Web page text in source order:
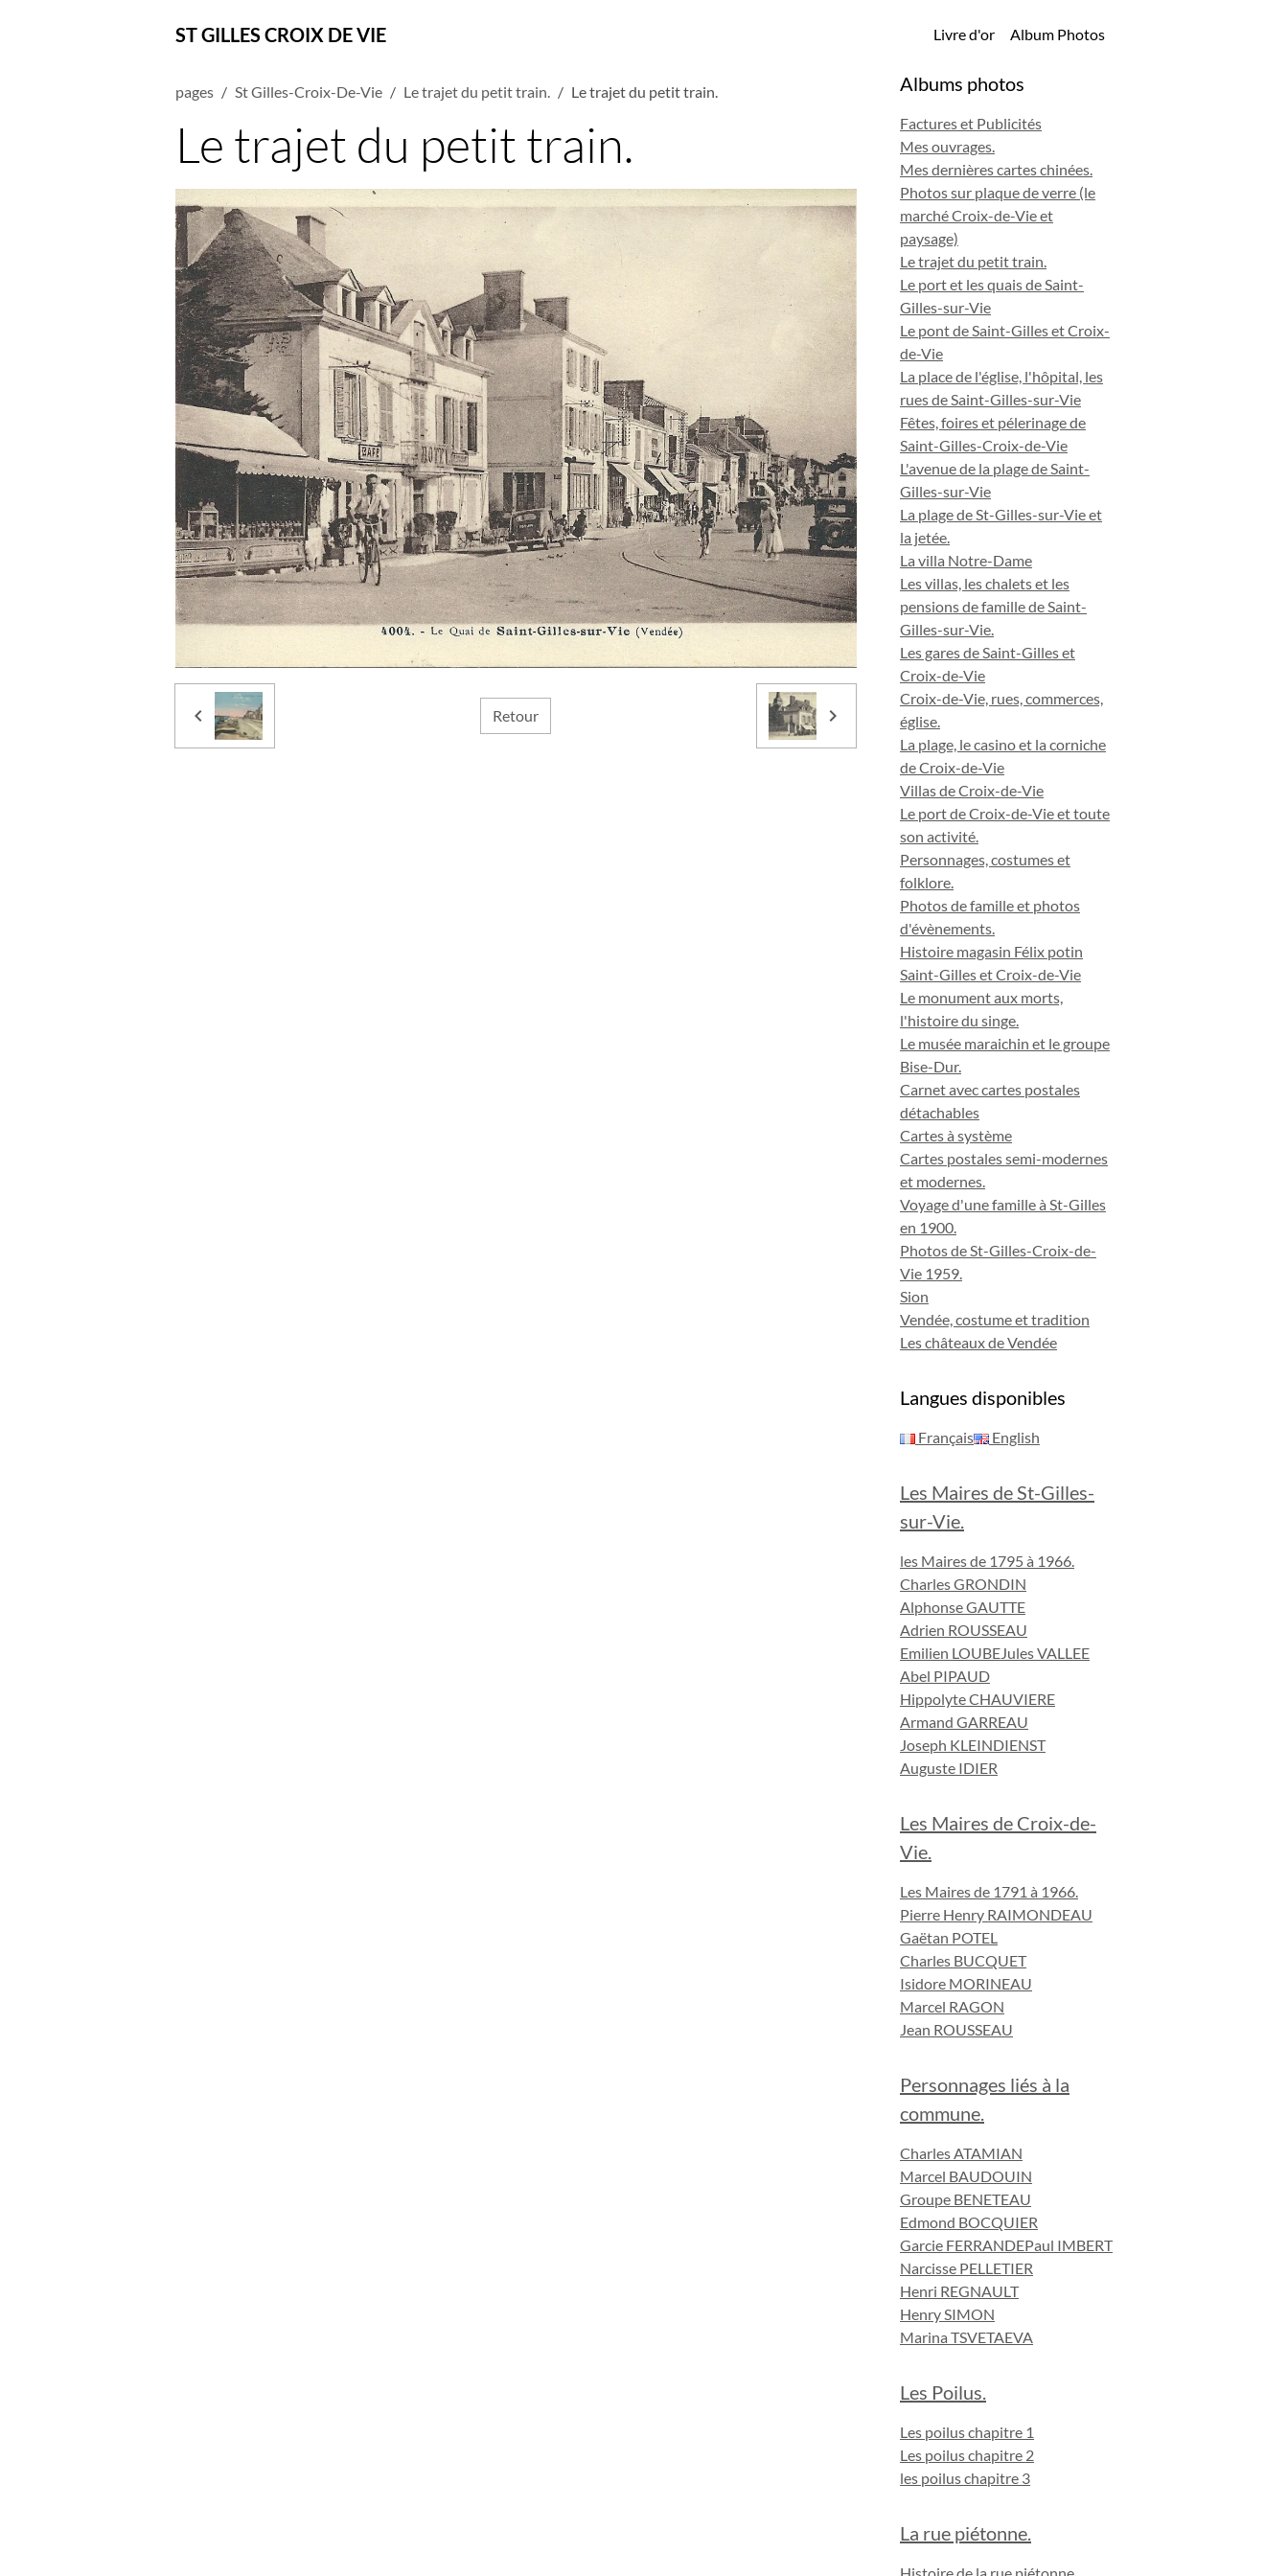
ST GILLES CROIX DE VIE Livre d'or Album Photos
pages St Gilles-Croix-De-Vie Le trajet du petit train. Le trajet du petit train.
Le trajet du petit train.
Retour
Albums photos
Factures et Publicités
Mes ouvrages.
Mes dernières cartes chinées.
Photos sur plaque de verre (le
marché Croix-de-Vie et
paysage)
Le trajet du petit train.
Le port et les quais de Saint-
Gilles-sur-Vie
Le pont de Saint-Gilles et Croix-
de-Vie
La place de l'église, l'hôpital, les
rues de Saint-Gilles-sur-Vie
Fêtes, foires et pélerinage de
Saint-Gilles-Croix-de-Vie
L'avenue de la plage de Saint-
Gilles-sur-Vie
La plage de St-Gilles-sur-Vie et
la jetée.
La villa Notre-Dame
Les villas, les chalets et les
pensions de famille de Saint-
Gilles-sur-Vie.
Les gares de Saint-Gilles et
Croix-de-Vie
Croix-de-Vie, rues, commerces,
église.
La plage, le casino et la corniche
de Croix-de-Vie
Villas de Croix-de-Vie
Le port de Croix-de-Vie et toute
son activité.
Personnages, costumes et
folklore.
Photos de famille et photos
d'évènements.
Histoire magasin Félix potin
Saint-Gilles et Croix-de-Vie
Le monument aux morts,
l'histoire du singe.
Le musée maraichin et le groupe
Bise-Dur.
Carnet avec cartes postales
détachables
Cartes à système
Cartes postales semi-modernes
et modernes.
Voyage d'une famille à St-Gilles
en 1900.
Photos de St-Gilles-Croix-de-
Vie 1959.
Sion
Vendée, costume et tradition
Les châteaux de Vendée
Langues disponibles
Français English
Les Maires de St-Gilles-
sur-Vie.
les Maires de 1795 à 1966.
Charles GRONDIN
Alphonse GAUTTE
Adrien ROUSSEAU
Emilien LOUBEJules VALLEE
Abel PIPAUD
Hippolyte CHAUVIERE
Armand GARREAU
Joseph KLEINDIENST
Auguste IDIER
Les Maires de Croix-de-
Vie.
Les Maires de 1791 à 1966.
Pierre Henry RAIMONDEAU
Gaëtan POTEL
Charles BUCQUET
Isidore MORINEAU
Marcel RAGON
Jean ROUSSEAU
Personnages liés à la
commune.
Charles ATAMIAN
Marcel BAUDOUIN
Groupe BENETEAU
Edmond BOCQUIER
Garcie FERRANDEPaul IMBERT
Narcisse PELLETIER
Henri REGNAULT
Henry SIMON
Marina TSVETAEVA
Les Poilus.
Les poilus chapitre 1
Les poilus chapitre 2
les poilus chapitre 3
La rue piétonne.